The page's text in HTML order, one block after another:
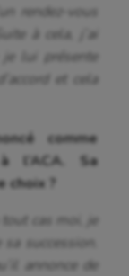
rendez-vous
à cela, j’ai
lui présente
et cela
comme
l’ACA. Sa
choix ?
cas moi, je
succession.
annonce de